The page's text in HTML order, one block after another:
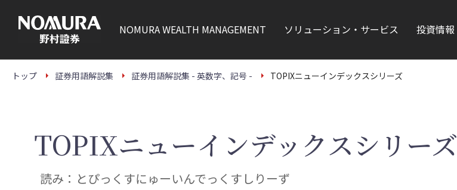
本
NOMURAWEALTH MANAGEMENT ソリューション・サービス 投資情報
トップ 証券用語解説集 証券用語解説集 - 英数字、記号 - TOPIXニューインデックスシリーズ
TOPIXニューインデックスシリーズ
読み：とぴっくすにゅーいんでっくすしりーず